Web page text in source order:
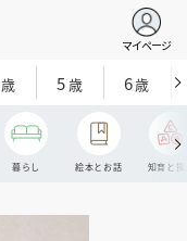
マイページ
歳 5歳 6歳
暮らし 絵本とお話 知育と探